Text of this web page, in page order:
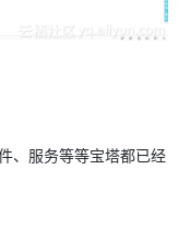
、服务等等宝塔都已经